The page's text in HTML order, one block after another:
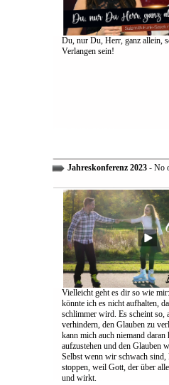
Du, nur Du, Herr, ganz allein,
Verlangen sein!
Jahreskonferenz 2023- No
Vielleicht geht es dir so wie
könnte ich es nicht aufhalten,
schlimmer wird. Es scheint so,
verhindern, den Glauben zu
kann mich auch niemand
aufzustehen und den Glauben
Selbst wenn wir schwach sind,
stoppen, weil Gott, der über
und wirkt.